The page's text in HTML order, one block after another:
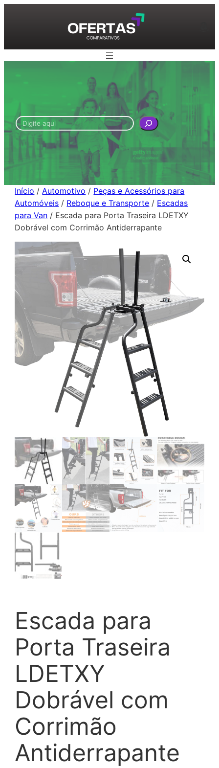
conteúdo
Pesquisar
Início /Automotivo / Peças e Acessórios para
Automóveis / Reboque e Transporte / Escadas
para Van / Escada para Porta Traseira LDETXY
Dobrável com Corrimão Antiderrapante
Escada para
Porta Traseira
LDETXY
Dobrável com
Corrimão
Antiderrapante